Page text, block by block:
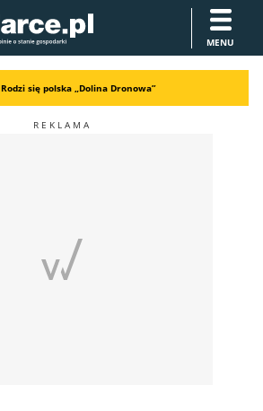
MENU
Rodzi się polska „Dolina Dronowa”